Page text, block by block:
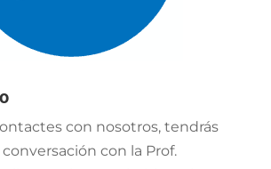
con nosotros, tendrás
con la Prof.